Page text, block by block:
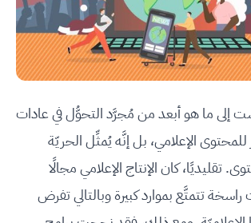
إلى ما هو أبعد من مُجرَّد التحوُّل في عادات
الإعلامي، بل إنَّه يُمثِّل الحريّة
تقليديًا، كان الإنتاج الإعلامي مجالًا
تتمتَّع بموارد كبيرة وبالتالي تفرض